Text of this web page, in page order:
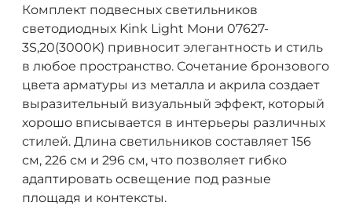
Комплект подвесных светильников
светодиодных Kink Light Мони 07627-
3S,20(3000K) привносит элегантность и стиль
в любое пространство. Сочетание бронзового
цвета арматуры из металла и акрила создает
выразительный визуальный эффект, который
хорошо вписывается в интерьеры различных
стилей. Длина светильников составляет 156
см, 226 см и 296 см, что позволяет гибко
адаптировать освещение под разные
площадя и контексты.